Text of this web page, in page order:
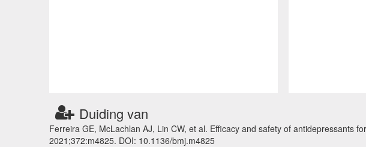
Duiding van
Ferreira GE, McLachlan AJ, Lin CW, et al. Efficacy and safety of antidepressants
2021;372:m4825. DOI: 10.1136/bmj.m4825